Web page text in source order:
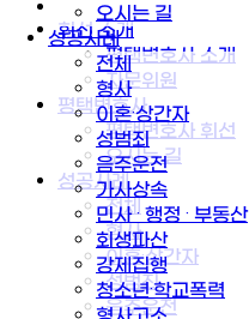
오시는 길
성공사례
전체
형사
이혼·상간자
성범죄
음주운전
가사상속
민사 · 행정 · 부동산
회생파산
강제집행
청소년·학교폭력
휘선 소개
평택변호사 소개
자문위원
평택변호사
평택변호사 휘선
오시는 길
성공사례
전체
형사
이혼·상간자
성범죄
음주운전